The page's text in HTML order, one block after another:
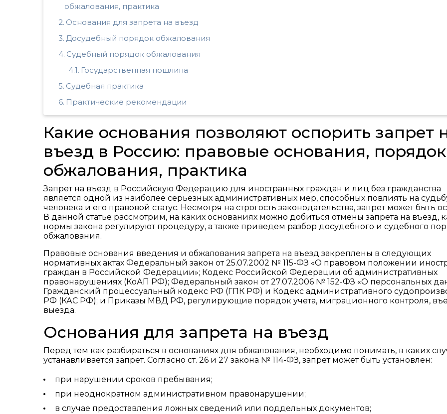
обжалования, практика
Основания для запрета на въезд
Досудебный порядок обжалования
Судебный порядок обжалования
Государственная пошлина
Судебная практика
Практические рекомендации
Какие основания позволяют оспорить запрет
въезд в Россию: правовые основания, порядок
обжалования, практика
Запрет на въезд в Российскую Федерацию для иностранных граждан и лиц без гражданства
является одной из наиболее серьезных административных мер, способных повлиять на
человека и его правовой статус. Несмотря на строгость законодательства, запрет может быть
В данной статье рассмотрим, на каких основаниях можно добиться отмены запрета на въезд,
нормы закона регулируют процедуру, а также приведем разбор досудебного и судебного
обжалования.
Правовые основания введения и обжалования запрета на въезд закреплены в следующих
нормативных актах Федеральный закон от 25.07.2002 № 115-ФЗ «О правовом положении
граждан в Российской Федерации»; Кодекс Российской Федерации об административных
правонарушениях (КоАП РФ); Федеральный закон от 27.07.2006 № 152-ФЗ «О персональных
Гражданский процессуальный кодекс РФ (ГПК РФ) и Кодекс административного
РФ (КАС РФ); и Приказы МВД РФ, регулирующие порядок учета, миграционного контроля,
выезда.
Основания для запрета на въезд
Перед тем как разбираться в основаниях для обжалования, необходимо понимать, в каких
устанавливается запрет. Согласно ст. 26 и 27 закона № 114-ФЗ, запрет может быть установлен:
при нарушении сроков пребывания;
при неоднократном административном правонарушении;
в случае предоставления ложных сведений или поддельных документов;